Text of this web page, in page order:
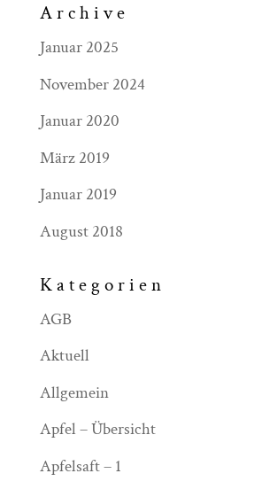
Archive
Januar 2025
November 2024
Januar 2020
März 2019
Januar 2019
August 2018
Kategorien
AGB
Aktuell
Allgemein
Apfel – Übersicht
Apfelsaft – 1